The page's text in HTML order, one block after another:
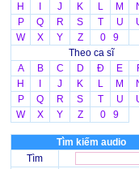
H
J K L M
P
Q R S T U
W
X Y Z
0 9
Theo ca sĩ
A
B C D Đ E
H
J K L M
P
Q R S T U
W
X Y Z 0 9
Tìm kiếm audio
Tìm